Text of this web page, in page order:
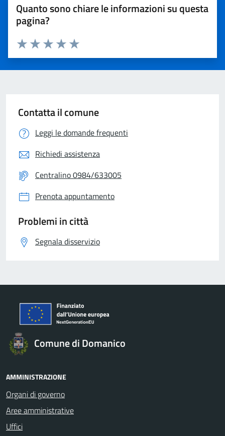
Quanto sono chiare le informazioni su questa
pagina?
Valuta 5 stelle su 5
Valuta 4 stelle su 5
Valuta 3 stelle su 5
Valuta 2 stelle su 5
Valuta 1 stelle su 5
Contatta il comune
Leggi le domande frequenti
Richiedi assistenza
Centralino 0984/633005
Prenota appuntamento
Problemi in città
Segnala disservizio
Comune di Domanico
AMMINISTRAZIONE
Organi di governo
Aree amministrative
Uffici